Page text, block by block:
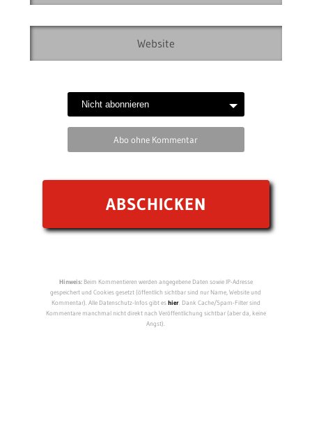
Abo ohne Kommentar
Hinweis:Beim Kommentieren werden angegebene Daten sowie IP-Adresse
gespeichert und Cookies gesetzt (öffentlich sichtbar sind nur Name, Website und
Kommentar). Alle Datenschutz-Infos gibt eshier. Dank Cache/Spam-Filter sind
Kommentare manchmal nicht direkt nach Veröffentlichung sichtbar (aber da, keine
Angst).